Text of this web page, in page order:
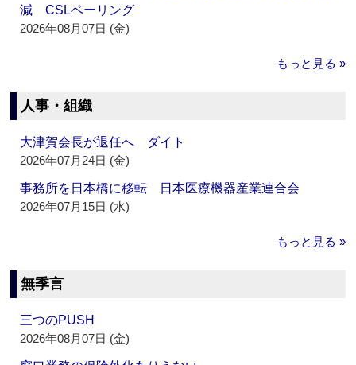
減 CSLベーリング
2026年08月07日 (金)
もっと見る »
人事・組織
大津賀会長が退任へ ダイト
2026年07月24日 (金)
事務所を日本橋に移転 日本医療機器産業連合会
2026年07月15日 (水)
もっと見る »
無季言
三つのPUSH
2026年08月07日 (金)